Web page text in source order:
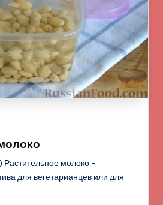
молоко -
для вегетарианцев или для